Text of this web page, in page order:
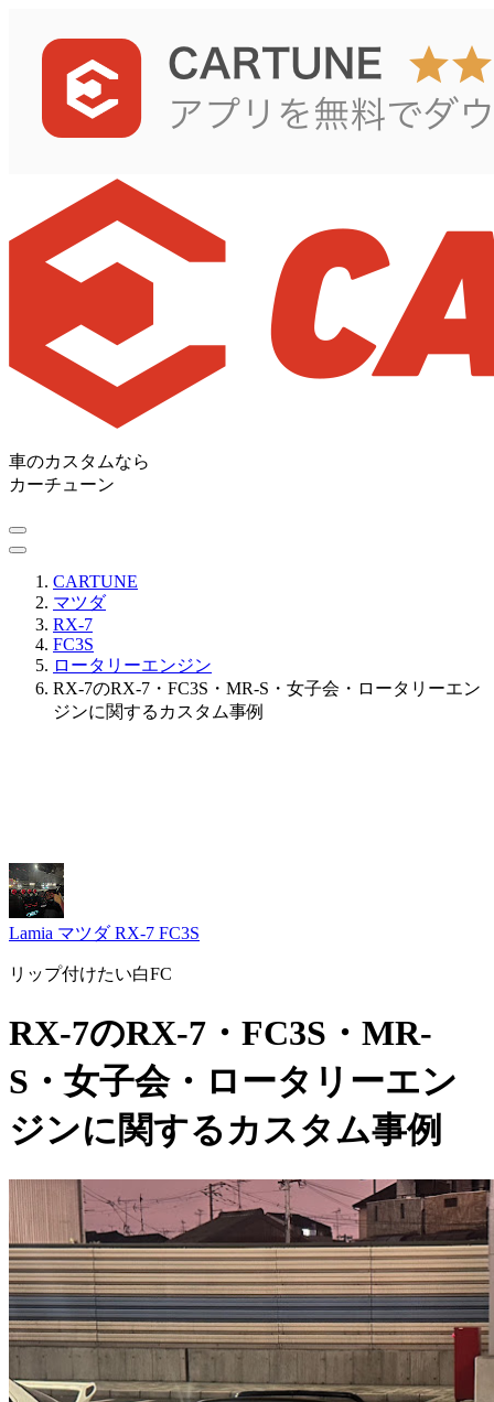
車のカスタムなら
カーチューン
CARTUNE
マツダ
RX-7
FC3S
ロータリーエンジン
RX-7のRX-7・FC3S・MR-S・女子会・ロータリーエン
ジンに関するカスタム事例
Lamia マツダ RX-7 FC3S
リップ付けたい白FC
RX-7のRX-7・FC3S・MR-
S・女子会・ロータリーエン
ジンに関するカスタム事例